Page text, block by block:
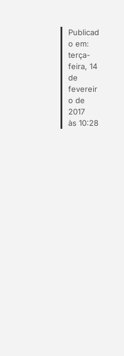
Publicad
o em:
terça-
feira, 14
de
fevereir
o de
2017
às 10:28